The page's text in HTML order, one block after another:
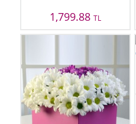
1,799.88TL